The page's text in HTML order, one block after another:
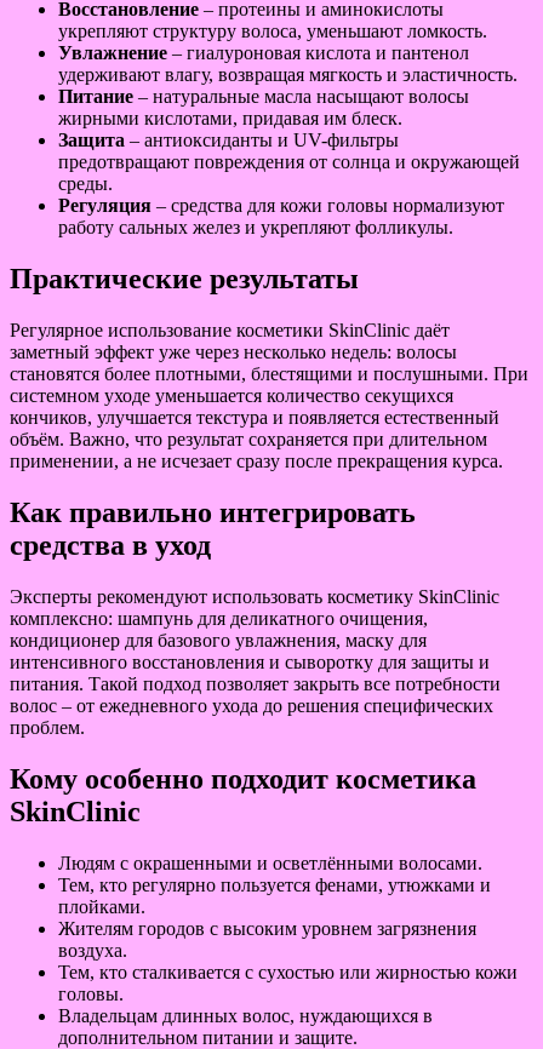
Восстановление – протеины и аминокислоты
укрепляют структуру волоса, уменьшают ломкость.
Увлажнение – гиалуроновая кислота и пантенол
удерживают влагу, возвращая мягкость и эластичность.
Питание – натуральные масла насыщают волосы
жирными кислотами, придавая им блеск.
Защита – антиоксиданты и UV-фильтры
предотвращают повреждения от солнца и окружающей
среды.
Регуляция – средства для кожи головы нормализуют
работу сальных желез и укрепляют фолликулы.
Практические результаты
Регулярное использование косметики SkinClinic даёт
заметный эффект уже через несколько недель: волосы
становятся более плотными, блестящими и послушными. При
системном уходе уменьшается количество секущихся
кончиков, улучшается текстура и появляется естественный
объём. Важно, что результат сохраняется при длительном
применении, а не исчезает сразу после прекращения курса.
Как правильно интегрировать
средства в уход
Эксперты рекомендуют использовать косметику SkinClinic
комплексно: шампунь для деликатного очищения,
кондиционер для базового увлажнения, маску для
интенсивного восстановления и сыворотку для защиты и
питания. Такой подход позволяет закрыть все потребности
волос – от ежедневного ухода до решения специфических
проблем.
Кому особенно подходит косметика
SkinClinic
Людям с окрашенными и осветлёнными волосами.
Тем, кто регулярно пользуется фенами, утюжками и
плойками.
Жителям городов с высоким уровнем загрязнения
воздуха.
Тем, кто сталкивается с сухостью или жирностью кожи
головы.
Владельцам длинных волос, нуждающихся в
дополнительном питании и защите.